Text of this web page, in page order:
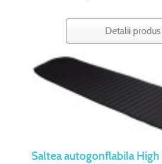
Detalii produs
Saltea autogonflabila High